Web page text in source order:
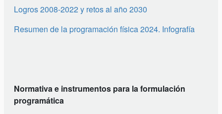
Logros 2008-2022 y retos al año 2030
Resumen de la programación física 2024. Infografía
Normativa e instrumentos para la formulación
programática